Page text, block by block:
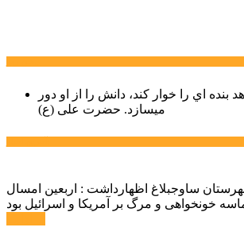
بنده اي را خوار كند، دانش را از او دور
میسازد. حضرت علی (ع)
ساوجبلاغ اظهارداشت : اربعین امسال